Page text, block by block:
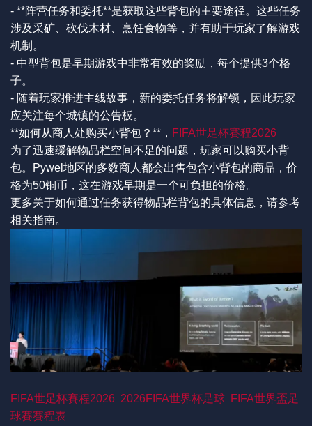
- **阵营任务和委托**是获取这些背包的主要途径。这些任务
涉及采矿、砍伐木材、烹饪食物等，并有助于玩家了解游戏
机制。
- 中型背包是早期游戏中非常有效的奖励，每个提供3个格
子。
- 随着玩家推进主线故事，新的委托任务将解锁，因此玩家
应关注每个城镇的公告板。
**如何从商人处购买小背包？**， FIFA世足杯賽程2026
为了迅速缓解物品栏空间不足的问题，玩家可以购买小背
包。Pywel地区的多数商人都会出售包含小背包的商品，价
格为50铜币，这在游戏早期是一个可负担的价格。
更多关于如何通过任务获得物品栏背包的具体信息，请参考
相关指南。
FIFA世足杯賽程2026 2026FIFA世界杯足球 FIFA世界盃足
球賽賽程表